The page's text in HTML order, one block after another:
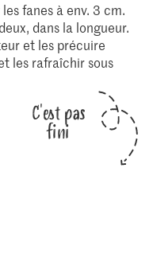
fanes à env. 3 cm.
dans la longueur.
et les précuire
les rafraîchir sous
C'est pas
fini